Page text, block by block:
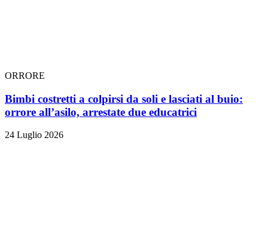
ORRORE
Bimbi costretti a colpirsi da soli e lasciati al buio:
orrore all’asilo, arrestate due educatrici
24 Luglio 2026